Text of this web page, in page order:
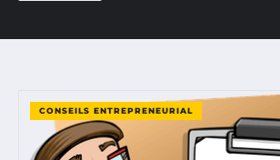
CONSEILS ENTREPRENEURIAL